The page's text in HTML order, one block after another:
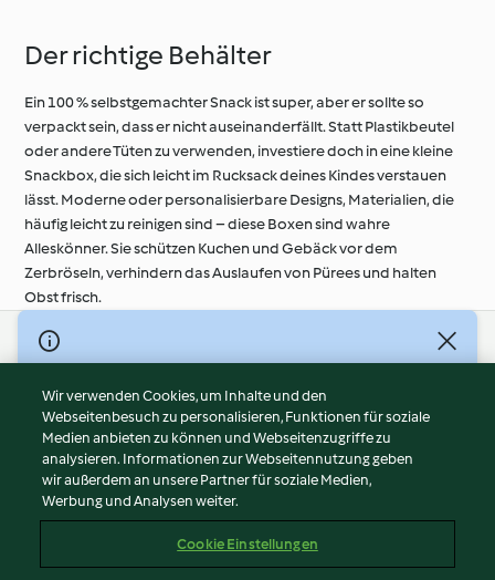
Der richtige Behälter
Ein 100 % selbstgemachter Snack ist super, aber er sollte so
verpackt sein, dass er nicht auseinanderfällt. Statt Plastikbeutel
oder andere Tüten zu verwenden, investiere doch in eine kleine
Snackbox, die sich leicht im Rucksack deines Kindes verstauen
lässt. Moderne oder personalisierbare Designs, Materialien, die
häufig leicht zu reinigen sind – diese Boxen sind wahre
Alleskönner. Sie schützen Kuchen und Gebäck vor dem
Zerbröseln, verhindern das Auslaufen von Pürees und halten
Obst frisch.
© Copyright 2026
Nutzungsbedingungen
Datenschutzrichtlinien
Disclaimer
Impressum
Cookies
Abo kündigen
Wir verwenden Cookies, um Inhalte und den
Webseitenbesuch zu personalisieren, Funktionen für soziale
Medien anbieten zu können und Webseitenzugriffe zu
analysieren. Informationen zur Webseitennutzung geben
wir außerdem an unsere Partner für soziale Medien,
Werbung und Analysen weiter.
Cookie Einstellungen